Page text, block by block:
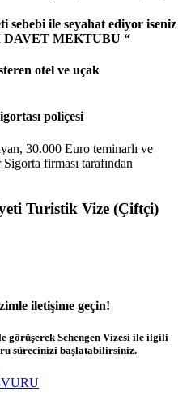
sebebi ile seyahat ediyor iseniz
MEKTUBU “
otel ve uçak
poliçesi
30.000 Euro teminarlı ve
firması tarafından
Turistik Vize (Çiftçi)
iletişime geçin!
görüşerek Schengen Vizesi ile ilgili
sürecinizi başlatabilirsiniz.